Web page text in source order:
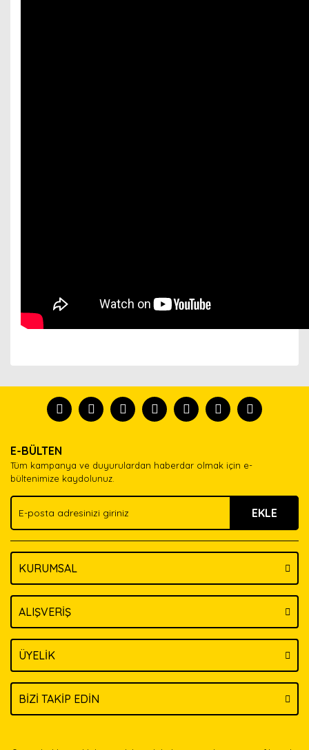
tanısın.
formunu kullanarak tarafımıza iletebilirsiniz.
Görüş ve önerileriniz için teşekkür ederiz.
Ürün açıklamasında eksik bilgiler bulunuyor.
Ürün bilgilerinde hatalar bulunuyor.
Ürün fiyatı diğer sitelerden daha pahalı.
Bu ürüne benzer farklı alternatifler olmalı.
E-BÜLTEN
Tüm kampanya ve duyurulardan haberdar olmak için e-
bültenimize kaydolunuz.
EKLE
KURUMSAL
ALIŞVERİŞ
ÜYELİK
BİZİ TAKİP EDİN